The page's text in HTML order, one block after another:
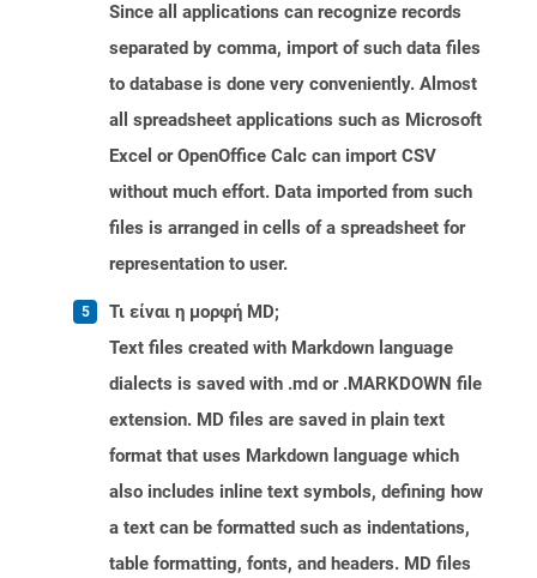
Since all applications can recognize records
separated by comma, import of such data files
to database is done very conveniently. Almost
all spreadsheet applications such as Microsoft
Excel or OpenOffice Calc can import CSV
without much effort. Data imported from such
files is arranged in cells of a spreadsheet for
representation to user.
Τι είναι η μορφή MD;
Text files created with Markdown language
dialects is saved with .md or .MARKDOWN file
extension. MD files are saved in plain text
format that uses Markdown language which
also includes inline text symbols, defining how
a text can be formatted such as indentations,
table formatting, fonts, and headers. MD files